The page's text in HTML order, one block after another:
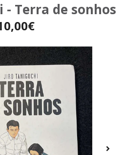
- Terra de sonhos